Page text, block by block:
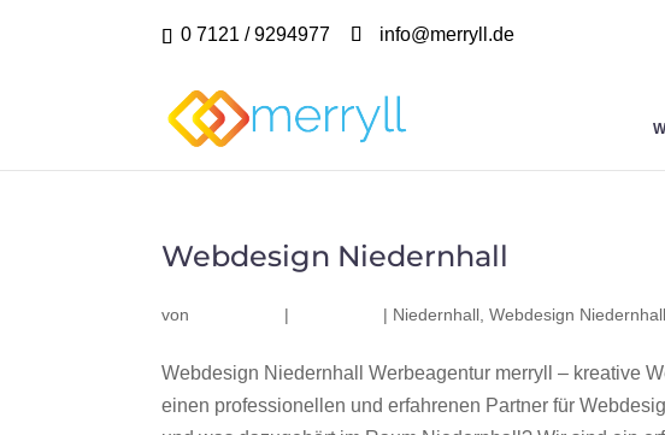
0 7121 / 9294977 info@merryll.de
Webdesign Niedernhall
von | | Niedernhall ,Webdesign Niedernhall
Webdesign Niedernhall Werbeagentur merryll – kreative
einen professionellen und erfahrenen Partner für